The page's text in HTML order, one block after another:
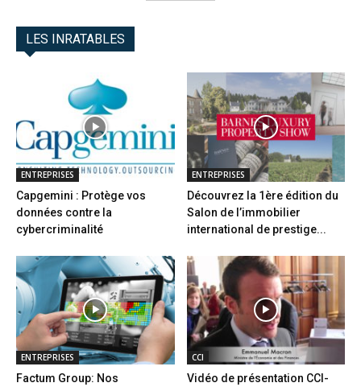
LES INRATABLES
ENTREPRISES
Capgemini : Protège vos
données contre la
cybercriminalité
ENTREPRISES
Découvrez la 1ère édition du
Salon de l’immobilier
international de prestige...
ENTREPRISES
Factum Group: Nos
CCI
Vidéo de présentation CCI-